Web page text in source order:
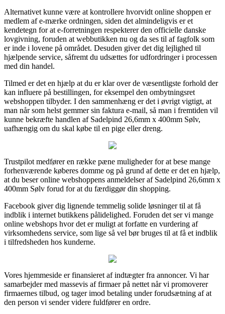
Alternativet kunne være at kontrollere hvorvidt online shoppen er
medlem af e-mærke ordningen, siden det almindeligvis er et
kendetegn for at e-forretningen respekterer den officielle danske
lovgivning, foruden at webbutikken nu og da ses til af fagfolk som
er inde i lovene på området. Desuden giver det dig lejlighed til
hjælpende service, såfremt du udsættes for udfordringer i processen
med din handel.
Tilmed er det en hjælp at du er klar over de væsentligste forhold der
kan influere på bestillingen, for eksempel den ombytningsret
webshoppen tilbyder. I den sammenhæng er det i øvrigt vigtigt, at
man når som helst gemmer sin faktura e-mail, så man i fremtiden vil
kunne bekræfte handlen af Sadelpind 26,6mm x 400mm Sølv,
uafhængig om du skal købe til en pige eller dreng.
Trustpilot medfører en række pæne muligheder for at bese mange
forhenværende køberes domme og på grund af dette er det en hjælp,
at du beser online webshoppens anmeldelser af Sadelpind 26,6mm x
400mm Sølv forud for at du færdiggør din shopping.
Facebook giver dig lignende temmelig solide løsninger til at få
indblik i internet butikkens pålidelighed. Foruden det ser vi mange
online webshops hvor det er muligt at forfatte en vurdering af
virksomhedens service, som lige så vel bør bruges til at få et indblik
i tilfredsheden hos kunderne.
Vores hjemmeside er finansieret af indtægter fra annoncer. Vi har
samarbejder med massevis af firmaer på nettet når vi promoverer
firmaernes tilbud, og tager imod betaling under forudsætning af at
den person vi sender videre fuldfører en ordre.